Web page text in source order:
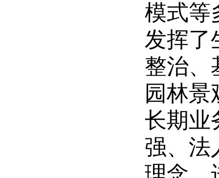
模式等
发挥了
整治、
园林
长期业
强、法